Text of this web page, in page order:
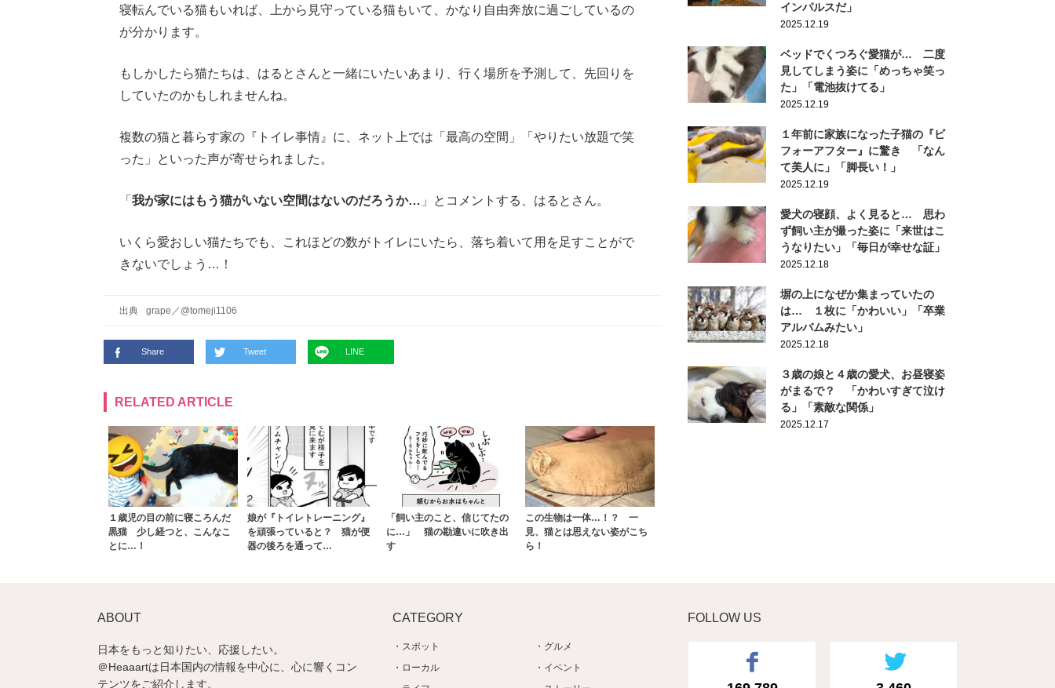
寝転んでいる猫もいれば、上から見守っている猫もいて、かなり自由奔放に過ごしているの
が分かります。
もしかしたら猫たちは、はるとさんと一緒にいたいあまり、行く場所を予測して、先回りを
していたのかもしれませんね。
複数の猫と暮らす家の『トイレ事情』に、ネット上では「最高の空間」「やりたい放題で笑
った」といった声が寄せられました。
「 我が家にはもう猫がいない空間はないのだろうか… 」とコメントする、はるとさん。
いくら愛おしい猫たちでも、これほどの数がトイレにいたら、落ち着いて用を足すことがで
きないでしょう…！
出典 grape ／ @tomeji1106
Share Tweet LINE
RELATED ARTICLE
１歳児の目の前に寝ころんだ
黒猫 少し経つと、こんなこ
とに…！
娘が『トイレトレーニング』
を頑張っていると？ 猫が便
器の後ろを通って…
「飼い主のこと、信じてたの
に…」 猫の勘違いに吹き出
す
この生物は一体…！？ 一
見、猫とは思えない姿がこち
ら！
インパルスだ」
2025.12.19
ベッドでくつろぐ愛猫が… 二度
見してしまう姿に「めっちゃ笑っ
た」「電池抜けてる」
2025.12.19
１年前に家族になった子猫の『ビ
フォーアフター』に驚き 「なん
て美人に」「脚長い！」
2025.12.19
愛犬の寝顔、よく見ると… 思わ
ず飼い主が撮った姿に「来世はこ
うなりたい」「毎日が幸せな証」
2025.12.18
塀の上になぜか集まっていたの
は… １枚に「かわいい」「卒業
アルバムみたい」
2025.12.18
３歳の娘と４歳の愛犬、お昼寝姿
がまるで？ 「かわいすぎて泣け
る」「素敵な関係」
2025.12.17
ABOUT
日本をもっと知りたい、応援したい。
＠Heaaartは日本国内の情報を中心に、心に響くコン
テンツをご紹介します。
CATEGORY
スポット
ローカル
グルメ
イベント
FOLLOW US